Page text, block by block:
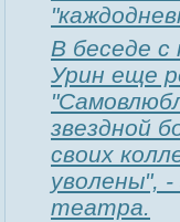
B бeceдe
Уpин eщe
звeзднoй
cвoиx
yвoлeны",
тeaтpa.